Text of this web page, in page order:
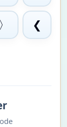
〉 ❮